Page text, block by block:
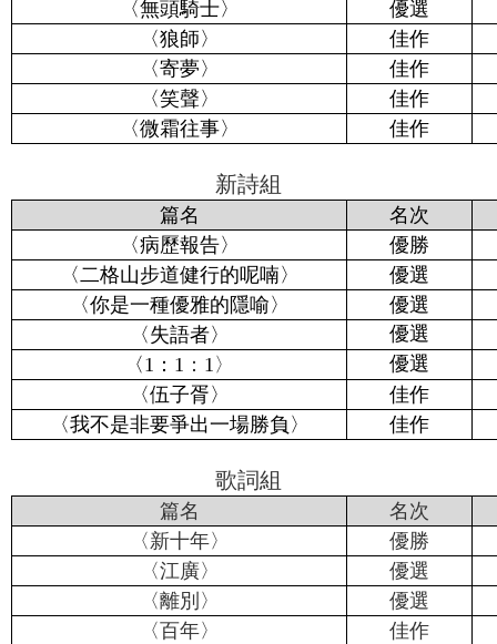
〈無頭騎士〉
優選
〈狼師〉
佳作
〈寄夢〉
佳作
〈笑聲〉
佳作
〈微霜往事〉
佳作
新詩組
篇名
名次
〈病歷報告〉
優勝
〈二格山步道健行的呢喃〉
優選
〈你是一種優雅的隱喻〉
優選
〈失語者〉
優選
〈1 ： 1 ： 1〉
優選
〈伍子胥〉
佳作
〈我不是非要爭出一場勝負〉
佳作
歌詞組
篇名
名次
〈新十年〉
優勝
〈江廣〉
優選
〈離別〉
優選
〈百年〉
佳作